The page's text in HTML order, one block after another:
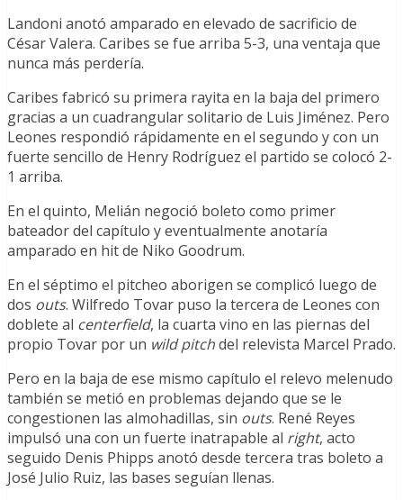
Landoni anotó amparado en elevado de sacrificio de
César Valera. Caribes se fue arriba 5-3, una ventaja que
nunca más perdería.
Caribes fabricó su primera rayita en la baja del primero
gracias a un cuadrangular solitario de Luis Jiménez. Pero
Leones respondió rápidamente en el segundo y con un
fuerte sencillo de Henry Rodríguez el partido se colocó 2-
1 arriba.
En el quinto, Melián negoció boleto como primer
bateador del capítulo y eventualmente anotaría
amparado en hit de Niko Goodrum.
En el séptimo el pitcheo aborigen se complicó luego de
dos outs. Wilfredo Tovar puso la tercera de Leones con
doblete al centerfield, la cuarta vino en las piernas del
propio Tovar por un wild pitchdel relevista Marcel Prado.
Pero en la baja de ese mismo capítulo el relevo melenudo
también se metió en problemas dejando que se le
congestionen las almohadillas, sin outs. René Reyes
impulsó una con un fuerte inatrapable al right, acto
seguido Denis Phipps anotó desde tercera tras boleto a
José Julio Ruiz, las bases seguían llenas.